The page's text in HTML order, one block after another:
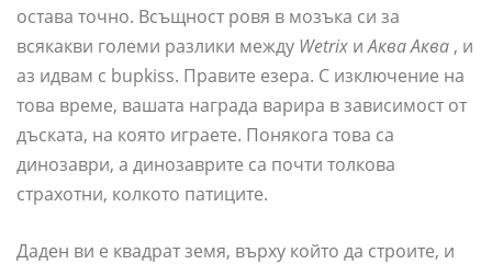
остава точно. Всъщност ровя в мозъка си за
всякакви големи разлики между Wetrix иАква Аква , и
аз идвам с bupkiss. Правите езера. С изключение на
това време, вашата награда варира в зависимост от
дъската, на която играете. Понякога това са
динозаври, а динозаврите са почти толкова
страхотни, колкото патиците.
Даден ви е квадрат земя, върху който да строите, и